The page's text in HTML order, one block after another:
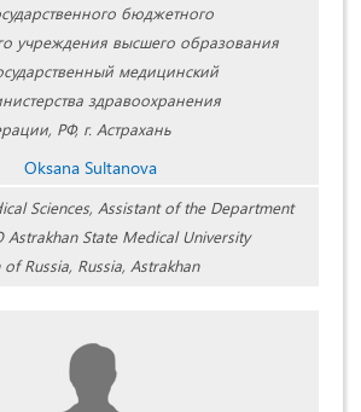
бюджетного
учреждения высшего образования
медицинский
здравоохранения
РФ, г. Астрахань
Oksana Sultanova
Sciences, Assistant of the Department
Astrakhan State Medical University
Russia, Russia, Astrakhan